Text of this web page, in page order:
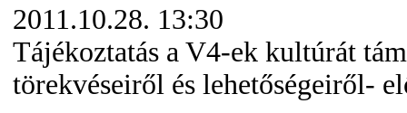
2011.10.28. 13:30
Tájékoztatás a V4-ek kultúrát
törekvéseiről és lehetőségeiről-